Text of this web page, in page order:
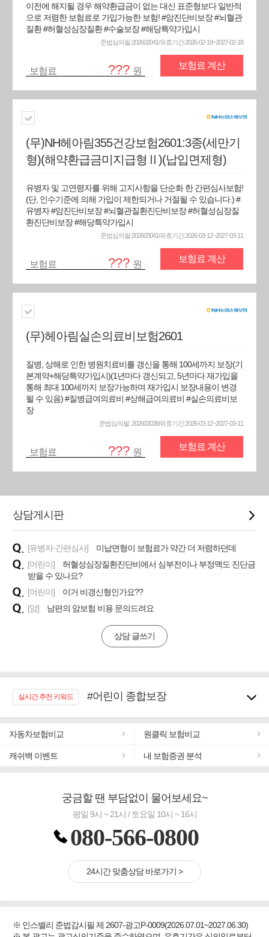
이전에 해지될 경우 해약환급금이 없는 대신 표준형보다 일반적
으로 저렴한 보험료로 가입가능한 보험! #암진단비보장 #뇌혈관
질환 #허혈성심장질환 #수술보장 #해당특약가입시
준법심의필:202602041/유효기간:2026-02-19~2027-02-18
보험료 ??? 원
보험료 계산
(무)NH헤아림355건강보험2601:3종(세만기
형)(해약환급금미지급형Ⅱ)(납입면제형)
유병자 및 고연령자를 위해 고지사항을 단순화 한 간편심사보험!
(단, 인수기준에 의해 가입이 제한되거나 거절될 수 있습니다.) #
유병자 #암진단비보장 #뇌혈관질환진단비보장 #허혈성심장질
환진단비보장 #해당특약가입시
준법심의필:202603041/유효기간:2026-03-12~2027-03-11
보험료 ??? 원
보험료 계산
(무)헤아림실손의료비보험2601
질병, 상해로 인한 병원치료비를 갱신을 통해 100세까지 보장(기
본계약+해당특약가입시)(1년마다 갱신되고, 5년마다 재가입을
통해 최대 100세까지 보장가능하며 재가입시 보장내용이 변경
될 수 있음) #질병급여의료비 #상해급여의료비 #실손의료비보
장
준법심의필: 202603038/유효기간:2026-03-12~2027-03-11
보험료 ??? 원
보험료 계산
상담게시판
[유병자·간편심사]
미납면형이 보험료가 약간 더 저렴하던데
[어린이]
허혈성심장질환진단비에서 심부전이나 부정맥도 진단금
받을 수 있나요?
[어린이]
이거 비갱신형인가요??
[암]
남편의 암보험 비용 문의드려요
상담 글쓰기
실시간 추천 키워드
#어린이 종합보장
#우리집 화재, 도난대비
#추천골프보험
#바뀌기전에 4세대 가입
#교통사고대비 운전자보험
자동차보험비교 원클릭 보험비교
캐쉬백 이벤트 내 보험증권 분석
궁금할 땐 부담없이 물어보세요~
평일 9시 ~ 21시 / 토요일 10시 ~ 16시
080-566-0800
24시간 맞춤상담 바로가기 >
※ 인스밸리 준법감시필 제 2607-광고P-0009(2026.07.01~2027.06.30)